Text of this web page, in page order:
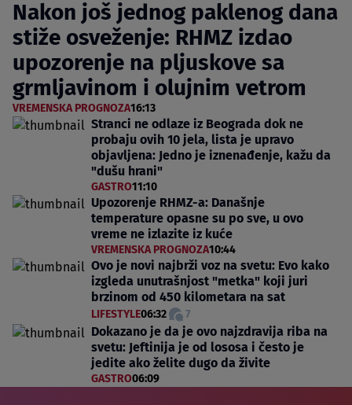
Nakon još jednog paklenog dana
stiže osveženje: RHMZ izdao
upozorenje na pljuskove sa
grmljavinom i olujnim vetrom
VREMENSKA PROGNOZA16:13
Stranci ne odlaze iz Beograda dok ne
probaju ovih 10 jela, lista je upravo
objavljena: Jedno je iznenađenje, kažu da
"dušu hrani"
GASTRO11:10
Upozorenje RHMZ-a: Današnje
temperature opasne su po sve, u ovo
vreme ne izlazite iz kuće
VREMENSKA PROGNOZA10:44
Ovo je novi najbrži voz na svetu: Evo kako
izgleda unutrašnjost "metka" koji juri
brzinom od 450 kilometara na sat
LIFESTYLE06:32 7
Dokazano je da je ovo najzdravija riba na
svetu: Jeftinija je od lososa i često je
jedite ako želite dugo da živite
GASTRO06:09